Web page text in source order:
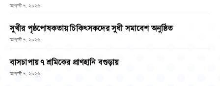
আগস্ট ৭, ২০২৬
সুখীর পৃষ্ঠপোষকতায় চিকিৎসকদের সুধী সমাবেশ অনুষ্ঠিত
আগস্ট ৭, ২০২৬
বাসচাপায় ৭ শ্রমিকের প্রাণহানি বগুড়ায়
আগস্ট ৭, ২০২৬